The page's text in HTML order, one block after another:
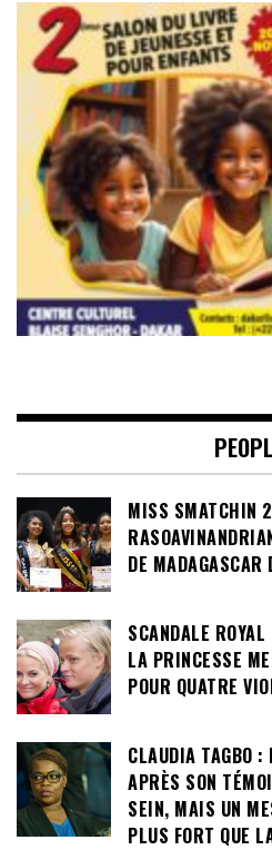
MISS SMATCHIN
DE MADAGASCAR
SCANDALE
LA PRINCESSE
POUR QUATRE
CLAUDIA TAGBO :
APRÈS SON
SEIN, MAIS UN
PLUS FORT QUE